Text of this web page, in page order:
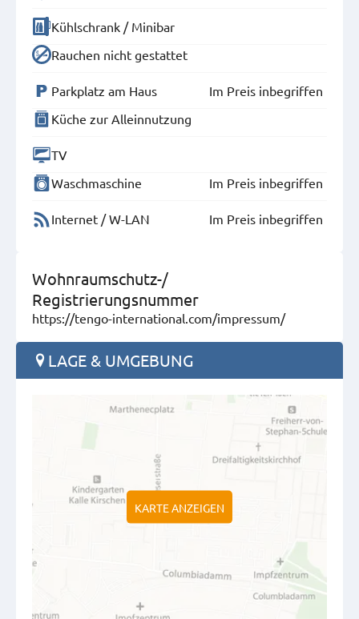
Kühlschrank / Minibar
Rauchen nicht gestattet
Parkplatz am Haus
Im Preis inbegriffen
Küche zur Alleinnutzung
TV
Waschmaschine
Im Preis inbegriffen
Internet / W-LAN Im Preis inbegriffen
Wohnraumschutz-/
Registrierungsnummer
https://tengo-international.com/impressum/
LAGE & UMGEBUNG
KARTE ANZEIGEN